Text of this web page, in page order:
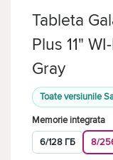
Tableta
Plus 11"
Gray
Toate versiunile
Memorie integrata
6/128 ГБ
8/